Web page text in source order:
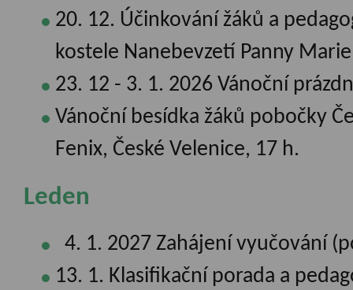
20. 12. Účinkování žáků a
kostele Nanebevzetí Panny
23. 12 - 3. 1. 2026 Vánoční
Vánoční besídka žáků pobočky
Fenix, České Velenice, 17 h.
Leden
4. 1. 2027 Zahájení vyučování
13. 1. Klasifikační porada a